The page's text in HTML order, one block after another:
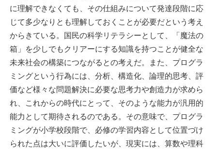
に理解できなくても、その仕組みについて発達段階に応
じて多少なりとも理解しておくことが必要だという考え
からきている。国民の科学リテラシーとして、「魔法の
箱」を少しでもクリアーにする知識を持つことが健全な
未来社会の構築につながるとの考えだ。また、プログラ
ミングという行為には、分析、構造化、論理的思考、評
価など様々な問題解決に必要な思考力や創造力が求めら
れ、これからの時代にとって、そのような能力が汎用的
能力として期待されるのである。その意味で、プログラ
ミングが小学校段階で、必修の学習内容として位置づけ
られた点は大いに評価したいが、現実には、算数や理科